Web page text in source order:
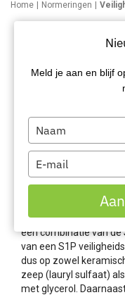
Home Normeringen
Veiligheidsschoenen
zijn antistatisch en
zijn niet
veiligheidsnormering
een antiperforatie
normeringen die het
aangeven; SRA, SRB
Deze normeringen
in verschillende
een combinatie van de
van een S1P
dus op zowel
zeep (lauryl sulfaat)
met glycerol.
Meld je aan en blijf
Type
your
name
Type
your
email